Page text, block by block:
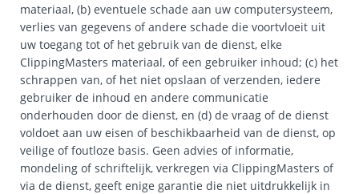
materiaal, (b) eventuele schade aan uw computersysteem,
verlies van gegevens of andere schade die voortvloeit uit
uw toegang tot of het gebruik van de dienst, elke
ClippingMasters materiaal, of een gebruiker inhoud; (c) het
schrappen van, of het niet opslaan of verzenden, iedere
gebruiker de inhoud en andere communicatie
onderhouden door de dienst, en (d) de vraag of de dienst
voldoet aan uw eisen of beschikbaarheid van de dienst, op
veilige of foutloze basis. Geen advies of informatie,
mondeling of schriftelijk, verkregen via ClippingMasters of
via de dienst, geeft enige garantie die niet uitdrukkelijk in